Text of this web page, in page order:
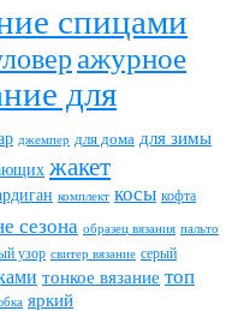
спицами
ажурное
для
джемпер для дома для зимы
жакет
комплект косы кофта
сезона образец вязания пальто
узор свитер вязание серый
тонкое вязание топ
яркий